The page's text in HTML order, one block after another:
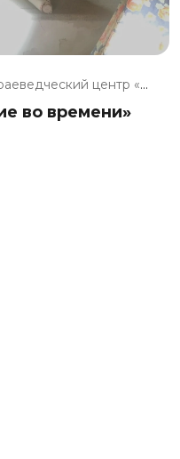
Музейно-краеведческий центр «Д...
во времени»